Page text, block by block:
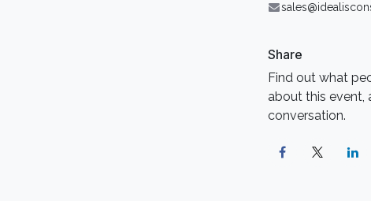
Share
Find out what
about this event,
conversation.